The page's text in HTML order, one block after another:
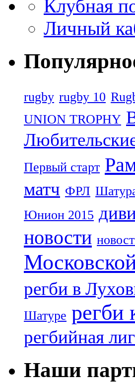
Клубная
Личный
rugby rugby 10
UNION TROPHY
Первый старт
матч ФРЛ
Юнион 2015
новости
регби в
Шатуре регби
регбийная
Наши